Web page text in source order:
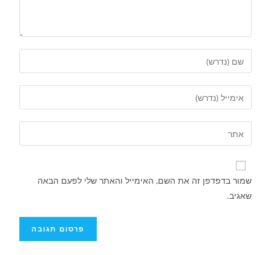
שמור בדפדפן זה את השם, האימייל והאתר שלי לפעם הבאה
שאגיב.